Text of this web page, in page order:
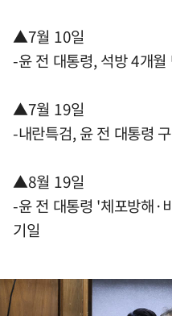
▲7월 10일
-윤 전 대통령, 석방 4개월
▲7월 19일
-내란특검, 윤 전 대통령
▲8월 19일
-윤 전 대통령 '체포방해·
기일